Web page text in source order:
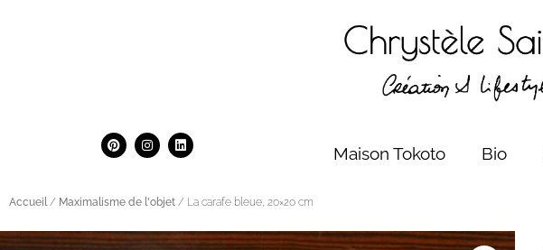
Maison Tokoto Bio
Accueil / Maximalisme de l'objet / La carafe bleue, 20×20 cm